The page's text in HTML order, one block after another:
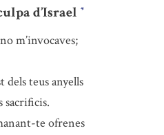
d’Israel *
m’invocaves;
dels teus anyells
sacrificis.
te ofrenes